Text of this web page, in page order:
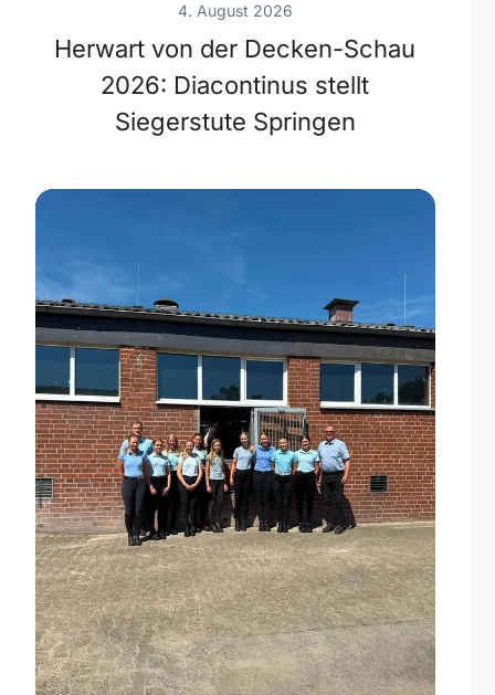
4. August 2026
Herwart von der Decken-Schau
2026: Diacontinus stellt
Siegerstute Springen